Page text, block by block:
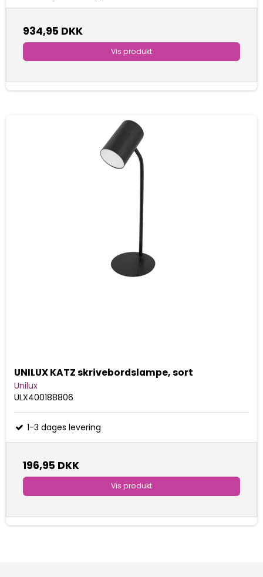
934,95 DKK
Vis produkt
UNILUX KATZ skrivebordslampe, sort
Unilux
ULX400188806
1-3 dages levering
196,95 DKK
Vis produkt